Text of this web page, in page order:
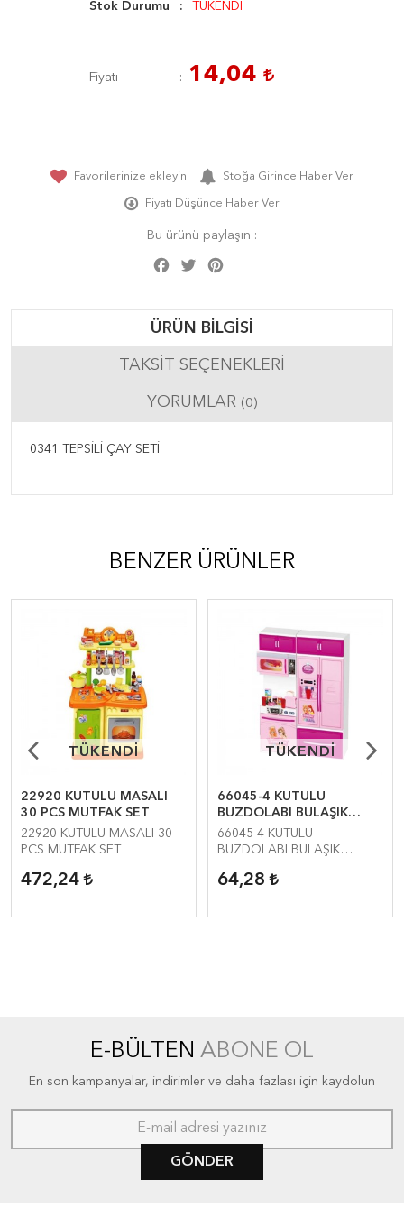
Stok Durumu
TÜKENDİ
Fiyatı 14,04
Favorilerinize ekleyin Stoğa Girince Haber Ver
Fiyatı Düşünce Haber Ver
Bu ürünü paylaşın :
Facebook
Twitter
ÜRÜN BILGISI
TAKSIT SEÇENEKLERI
YORUMLAR (0)
0341 TEPSİLİ ÇAY SETİ
BENZER ÜRÜNLER
TÜKENDİ
TÜKENDİ
22920 KUTULU MASALI
30 PCS MUTFAK SET
22920 KUTULU MASALI 30
PCS MUTFAK SET
472,24
TÜKENDİ
TÜKENDİ
66045-4 KUTULU
BUZDOLABI BULAŞIK
MAKİNASI
66045-4 KUTULU
BUZDOLABI BULAŞIK
64,28
E-BÜLTEN ABONE OL
En son kampanyalar, indirimler ve daha fazlası için kaydolun
GÖNDER